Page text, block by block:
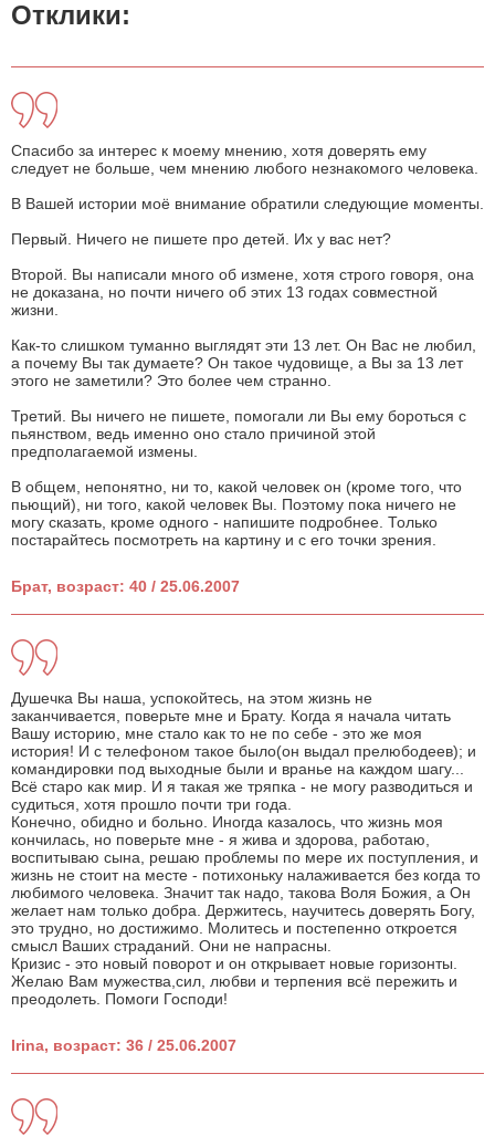
Отклики:
Спасибо за интерес к моему мнению, хотя доверять ему
следует не больше, чем мнению любого незнакомого человека.
В Вашей истории моё внимание обратили следующие моменты.
Первый. Ничего не пишете про детей. Их у вас нет?
Второй. Вы написали много об измене, хотя строго говоря, она
не доказана, но почти ничего об этих 13 годах совместной
жизни.
Как-то слишком туманно выглядят эти 13 лет. Он Вас не любил,
а почему Вы так думаете? Он такое чудовище, а Вы за 13 лет
этого не заметили? Это более чем странно.
Третий. Вы ничего не пишете, помогали ли Вы ему бороться с
пьянством, ведь именно оно стало причиной этой
предполагаемой измены.
В общем, непонятно, ни то, какой человек он (кроме того, что
пьющий), ни того, какой человек Вы. Поэтому пока ничего не
могу сказать, кроме одного - напишите подробнее. Только
постарайтесь посмотреть на картину и с его точки зрения.
Брат, возраст: 40 / 25.06.2007
Душечка Вы наша, успокойтесь, на этом жизнь не
заканчивается, поверьте мне и Брату. Когда я начала читать
Вашу историю, мне стало как то не по себе - это же моя
история! И с телефоном такое было(он выдал прелюбодеев); и
командировки под выходные были и вранье на каждом шагу...
Всё старо как мир. И я такая же тряпка - не могу разводиться и
судиться, хотя прошло почти три года.
Конечно, обидно и больно. Иногда казалось, что жизнь моя
кончилась, но поверьте мне - я жива и здорова, работаю,
воспитываю сына, решаю проблемы по мере их поступления, и
жизнь не стоит на месте - потихоньку налаживается без когда то
любимого человека. Значит так надо, такова Воля Божия, а Он
желает нам только добра. Держитесь, научитесь доверять Богу,
это трудно, но достижимо. Молитесь и постепенно откроется
смысл Ваших страданий. Они не напрасны.
Кризис - это новый поворот и он открывает новые горизонты.
Желаю Вам мужества,сил, любви и терпения всё пережить и
преодолеть. Помоги Господи!
Irina, возраст: 36 / 25.06.2007